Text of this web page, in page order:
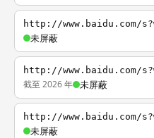
http://www.baidu.com/
未屏蔽
http://www.baidu.com/
截至 2026 年 未屏蔽
http://www.baidu.com/
未屏蔽